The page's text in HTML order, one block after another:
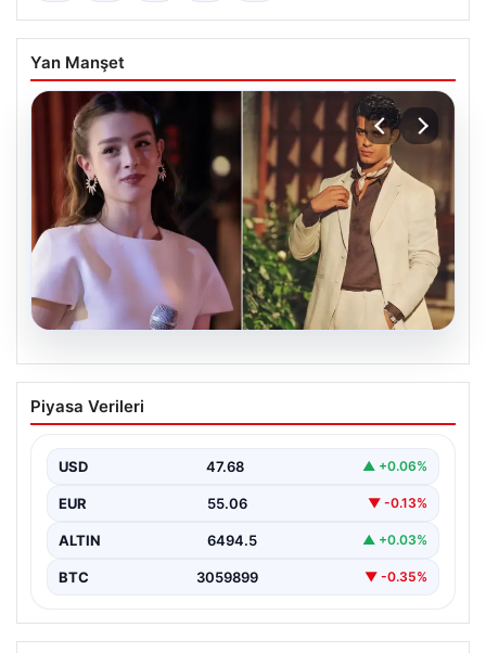
Yan Manşet
‘Yeraltı’ dizisinde şok olay! Babası suç
duyurusunda bulundu: ‘Kızımla reşit
Piyasa Verileri
USD 47.68 ▲ +0.06%
EUR 55.06 ▼ -0.13%
ALTIN 6494.5 ▲ +0.03%
BTC 3059899 ▼ -0.35%